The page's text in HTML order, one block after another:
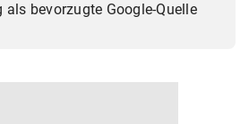
als bevorzugte Google-Quelle